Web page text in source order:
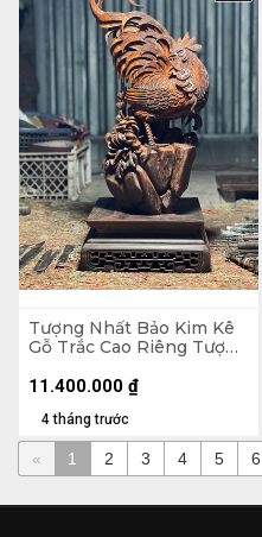
Tượng Nhất Bảo Kim Kê
Gỗ Trắc Cao Riêng Tượng
22x22x10 (cm)
4 tháng trước
11.400.000 ₫
« 1 2 3 4 5 6